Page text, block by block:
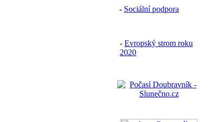
- Sociální podpora
- Evropský strom roku
2020